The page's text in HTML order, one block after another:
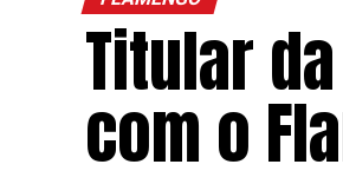
Titular
com o